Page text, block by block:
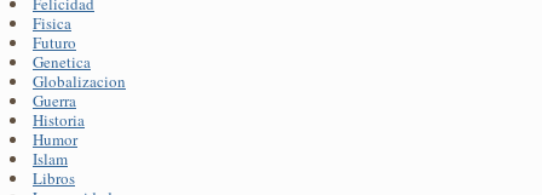
Fisica
Futuro
Genetica
Globalizacion
Guerra
Historia
Humor
Islam
Libros